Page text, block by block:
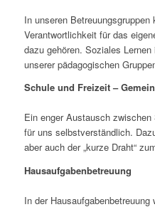
In unseren
Verantwortlichkeit für das
dazu gehören. Soziales
unserer pädagogischen
Schule und Freizeit –
Ein enger Austausch
für uns selbstverständlich.
aber auch der „kurze Draht“
Hausaufgabenbetreuung
In der